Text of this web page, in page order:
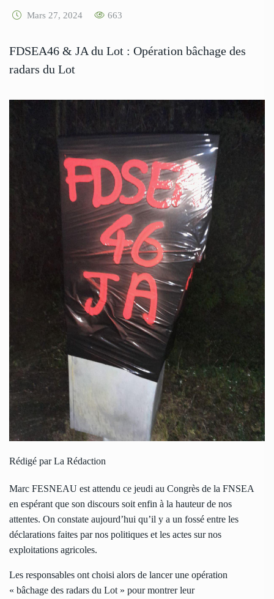
Mars 27, 2024 663
FDSEA46 & JA du Lot : Opération bâchage des
radars du Lot
Rédigé par La Rédaction
Marc FESNEAU est attendu ce jeudi au Congrès de la FNSEA
en espérant que son discours soit enfin à la hauteur de nos
attentes. On constate aujourd’hui qu’il y a un fossé entre les
déclarations faites par nos politiques et les actes sur nos
exploitations agricoles.
Les responsables ont choisi alors de lancer une opération
« bâchage des radars du Lot » pour montrer leur